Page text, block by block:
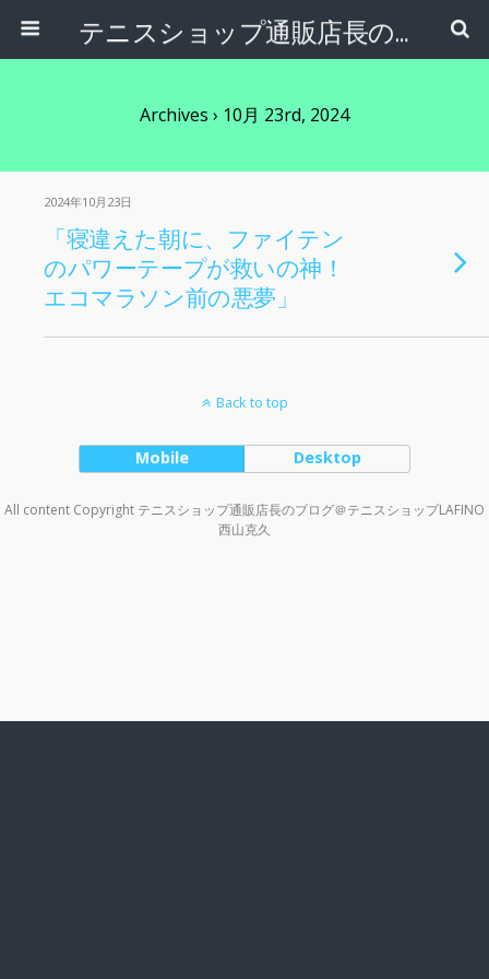
テニスショップ通販店長のブログ＠テニスショップLAFINO 西山克久
Archives › 10月 23rd, 2024
2024年10月23日
「寝違えた朝に、ファイテン
のパワーテープが救いの神！
エコマラソン前の悪夢」
Back to top
Mobile Desktop
All content Copyright テニスショップ通販店長のブログ＠テニスショップLAFINO
西山克久